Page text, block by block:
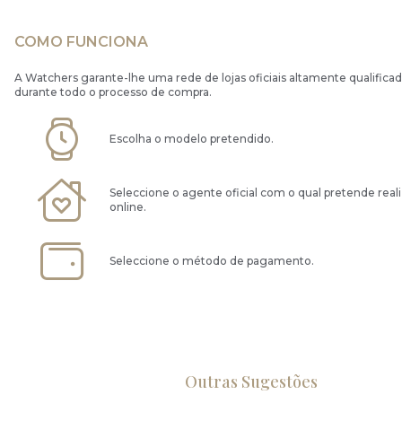
COMO FUNCIONA
A Watchers garante-lhe uma rede de lojas oficiais altamente
durante todo o processo de compra.
Escolha o modelo pretendido.
Seleccione o agente oficial com o qual pretende
online.
Seleccione o método de pagamento.
Outras Sugestões